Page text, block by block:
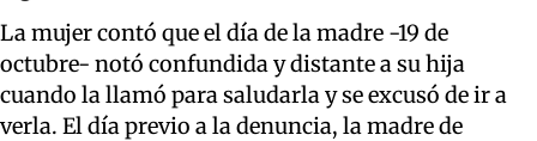
La mujer contó que el día de la madre -19 de
octubre- notó confundida y distante a su hija
cuando la llamó para saludarla y se excusó de ir a
verla. El día previo a la denuncia, la madre de